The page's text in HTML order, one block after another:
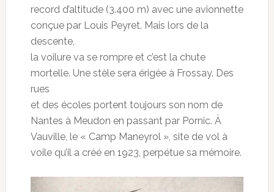
record d’altitude (3.400 m) avec une avionnette
conçue par Louis Peyret. Mais lors de la
descente,
la voilure va se rompre et c’est la chute
mortelle. Une stèle sera érigée à Frossay. Des
rues
et des écoles portent toujours son nom de
Nantes à Meudon en passant par Pornic. À
Vauville, le « Camp Maneyrol », site de vol à
voile qu’il a créé en 1923, perpétue sa mémoire.